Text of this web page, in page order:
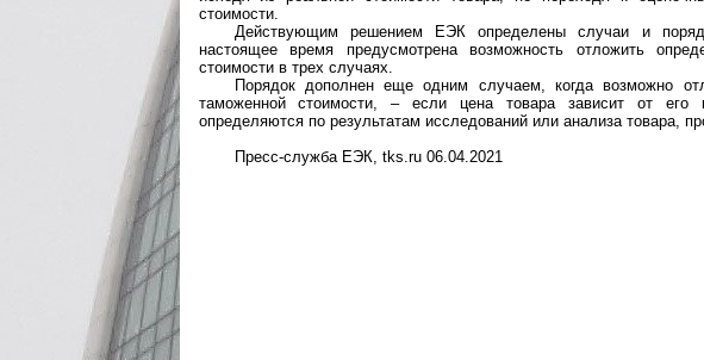
стоимости.
Действующим решением ЕЭК определены случаи и
настоящее время предусмотрена возможность отложить
стоимости в трех случаях.
Порядок дополнен еще одним случаем, когда возможно
таможенной стоимости, – если цена товара зависит от его
определяются по результатам исследований или анализа товара,
Пресс-служба ЕЭК, tks.ru 06.04.2021